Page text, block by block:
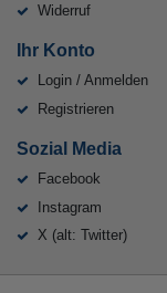
Widerruf
Ihr Konto
Login / Anmelden
Registrieren
Sozial Media
Facebook
Instagram
X (alt: Twitter)